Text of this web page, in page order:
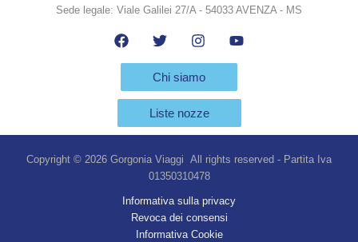
Sede legale: Viale Galilei 27/A - 54033 AVENZA - MS
Chi siamo
Liste nozze
Copyright © 2026 Gorgonia Viaggi All rights reserved - Partita Iva
01350310478
Informativa sulla privacy
Revoca dei consensi
Informativa Cookie